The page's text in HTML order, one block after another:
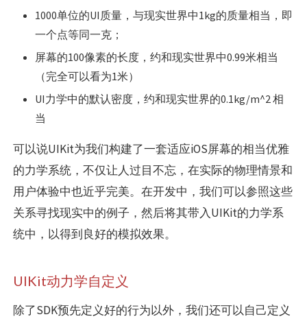
1000单位的UI质量，与现实世界中1kg的质量相当，即
一个点等同一克；
屏幕的100像素的长度，约和现实世界中0.99米相当
（完全可以看为1米）
UI力学中的默认密度，约和现实世界的0.1kg/m^2 相
当
可以说UIKit为我们构建了一套适应iOS屏幕的相当优雅
的力学系统，不仅让人过目不忘，在实际的物理情景和
用户体验中也近乎完美。在开发中，我们可以参照这些
关系寻找现实中的例子，然后将其带入UIKit的力学系
统中，以得到良好的模拟效果。
UIKit动力学自定义
除了SDK预先定义好的行为以外，我们还可以自己定义